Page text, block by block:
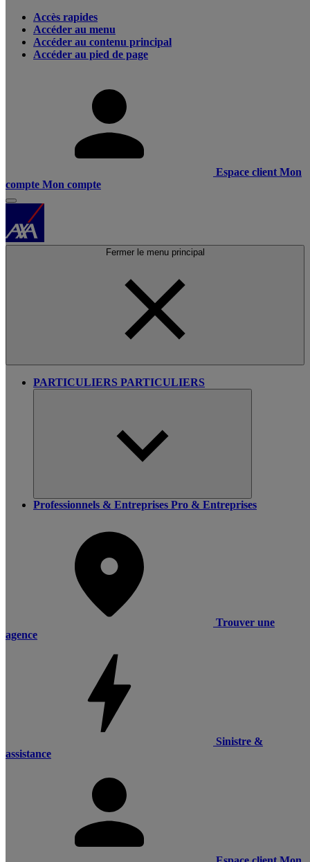
Accès rapides
Accéder au menu
Accéder au contenu principal
Accéder au pied de page
Espace client Mon
compte Mon compte
Fermer le menu principal
PARTICULIERS PARTICULIERS
Professionnels & Entreprises Pro & Entreprises
Trouver une
agence
Sinistre &
assistance